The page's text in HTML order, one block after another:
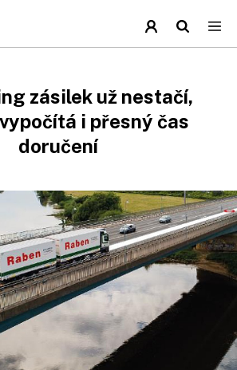
zásilek už nestačí,
i přesný čas
doručení